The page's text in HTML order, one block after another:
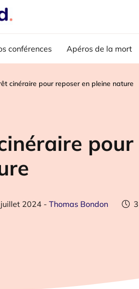
conférences Apéros de la mort
cinéraire pour reposer en pleine nature
2024- Thomas Bondon 3